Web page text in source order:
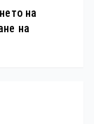
на
на